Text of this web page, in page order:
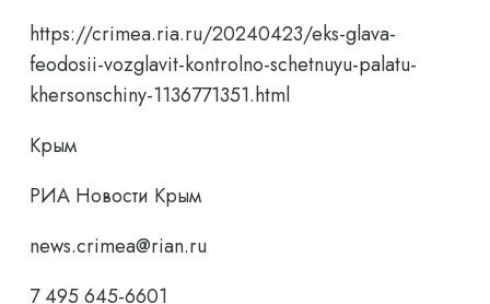
https://crimea.ria.ru/20240423/eks-glava-
feodosii-vozglavit-kontrolno-schetnuyu-palatu-
khersonschiny-1136771351.html
Крым
РИА Новости Крым
news.crimea@rian.ru
7 495 645-6601